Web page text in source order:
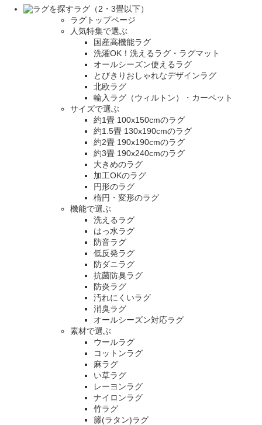
ラグ（2・3畳以下）
ラグトップページ
人気特集で選ぶ
国産高機能ラグ
洗濯OK！洗えるラグ・ラグマット
オールシーズン使えるラグ
とびきりおしゃれなデザインラグ
北欧ラグ
輸入ラグ（ウィルトン）・カーペット
サイズで選ぶ
約1畳 100x150cmのラグ
約1.5畳 130x190cmのラグ
約2畳 190x190cmのラグ
約3畳 190x240cmのラグ
大きめのラグ
加工OKのラグ
円形のラグ
楕円・変形のラグ
機能で選ぶ
洗えるラグ
はっ水ラグ
防音ラグ
低反発ラグ
防ダニラグ
抗菌防臭ラグ
防炎ラグ
汚れにくいラグ
消臭ラグ
オールシーズン対応ラグ
素材で選ぶ
ウールラグ
コットンラグ
麻ラグ
い草ラグ
レーヨンラグ
ナイロンラグ
竹ラグ
籐(ラタン)ラグ